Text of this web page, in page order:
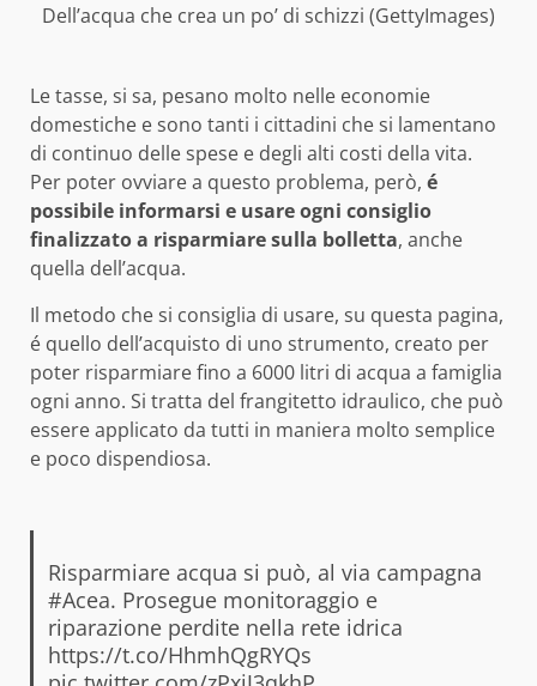
Dell’acqua che crea un po’ di schizzi (GettyImages)
Le tasse, si sa, pesano molto nelle economie
domestiche e sono tanti i cittadini che si lamentano
di continuo delle spese e degli alti costi della vita.
Per poter ovviare a questo problema, però, é
possibile informarsi e usare ogni consiglio
finalizzato a risparmiare sulla bolletta, anche
quella dell’acqua.
Il metodo che si consiglia di usare, su questa pagina,
é quello dell’acquisto di uno strumento, creato per
poter risparmiare fino a 6000 litri di acqua a famiglia
ogni anno. Si tratta del frangitetto idraulico, che può
essere applicato da tutti in maniera molto semplice
e poco dispendiosa.
Risparmiare acqua si può, al via campagna
#Acea. Prosegue monitoraggio e
riparazione perdite nella rete idrica
https://t.co/HhmhQgRYQs